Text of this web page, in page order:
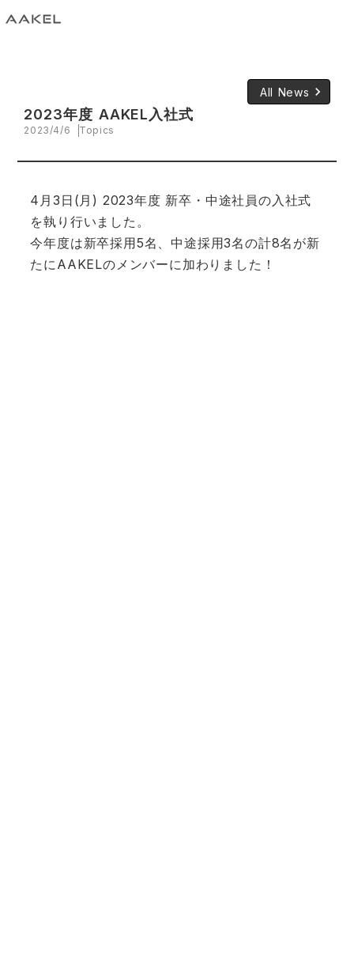
All News keyboard_arrow_right
2023年度 AAKEL入社式
2023/4/6 Topics
4月3日(月) 2023年度 新卒・中途社員の入社式
を執り行いました。
今年度は新卒採用5名、中途採用3名の計8名が新
たにAAKELのメンバーに加わりました！